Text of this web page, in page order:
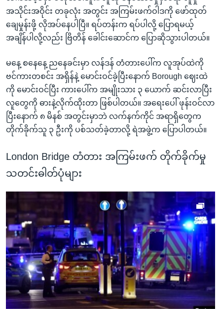
အသိုင်းအဝိုင်း တခုလုံး အတွင်း အကြမ်းဖက်ဝါဒကို ဖော်ထုတ်
ချေမှုန်းဖို့ လိုအပ်နေပါပြီ။ ရပ်တန်းက ရပ်ပါလို့ ပြောရမယ့်
အချိန်ပါလို့လည်း ဗြိတိန် ခေါင်းဆောင်က ပြောဆိုသွားပါတယ်။
မနေ့ စနေနေ့ ညနေခင်းမှာ လန်ဒန် တံတားပေါ်က လူအုပ်ထဲကို
ဗင်ကားတစင်း အရှိန်နဲ့ မောင်းဝင်ခဲ့ပြီးနောက် Borough ဈေးထဲ
ကို မောင်းဝင်ပြီး ကားပေါ်က အမျိုးသား ၃ ယောက် ဆင်းလာပြီး
လူတွေကို ဓားနဲ့လိုက်ထိုးတာ ဖြစ်ပါတယ်။ အရေးပေါ် ဖုန်းဝင်လာ
ပြီးနောက် ၈ မိနစ် အတွင်းမှာဘဲ လက်နက်ကိုင် အရာရှိတွေက
တိုက်ခိုက်သူ ၃ ဦးကို ပစ်သတ်ခဲ့တာလို့ ရဲအဖွဲ့က ပြောပါတယ်။
London Bridge တံတား အကြမ်းဖက် တိုက်ခိုက်မှု
သတင်းဓါတ်ပုံများ